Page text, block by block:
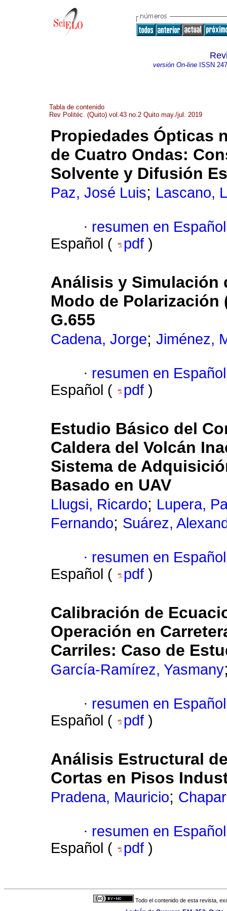
versión On-lineISSN
Tabla de contenido
Rev Politéc. (Quito) vol.43 no.2 Quito may./jul. 2019
Propiedades Ópticas
de Cuatro Ondas:
Solvente y Difusión
Paz, José Luis; Lascano,
· resumen en Español
Español (
pdf )
Análisis y Simulación
Modo de Polarización
G.655
Cadena, Jorge; Jiménez,
· resumen en Español
Español (
pdf )
Estudio Básico del
Caldera del Volcán
Sistema de
Basado en UAV
Llugsi, Ricardo; Lupera,
Fernando; Suárez,
· resumen en Español
Español (
pdf )
Calibración de
Operación en
Carriles: Caso de
García-Ramírez, Yasmany
· resumen en Español
Español (
pdf )
Análisis Estructural
Cortas en Pisos
Pradena, Mauricio;
· resumen en Español
Español (
pdf )
Todo el contenido de esta revista,